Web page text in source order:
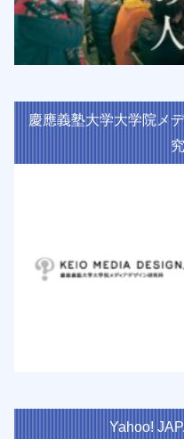
慶應義塾大学大学院メ
Yahoo!